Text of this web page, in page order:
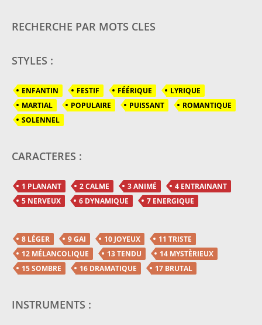
RECHERCHE PAR MOTS CLES
STYLES :
ENFANTIN FESTIF FÉÉRIQUE
LYRIQUE
MARTIAL
POPULAIRE PUISSANT
ROMANTIQUE
SOLENNEL
CARACTERES :
1 PLANANT 2 CALME 3 ANIMÉ
4 ENTRAINANT
5 NERVEUX
6 DYNAMIQUE 7 ENERGIQUE
8 LÉGER 9 GAI 10 JOYEUX
11 TRISTE
12 MÉLANCOLIQUE
13 TENDU
14 MYSTÈRIEUX
15 SOMBRE
16 DRAMATIQUE 17 BRUTAL
INSTRUMENTS :